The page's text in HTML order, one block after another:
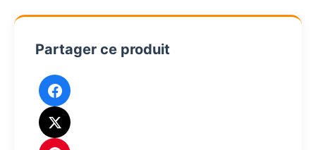
carport
Partager ce produit